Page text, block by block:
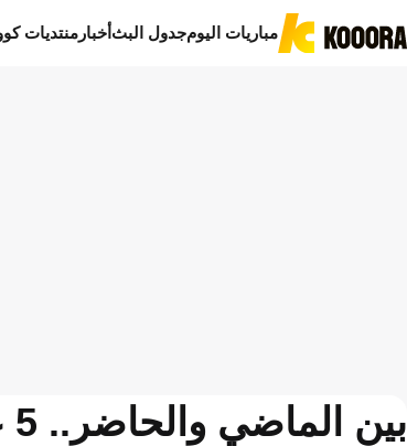
مباريات اليومجدول البثأخبار منتديات
بين الماضي والحاضر.. 5 عوامل ترجح كفة الأهلي في كلاسيكو الهلال